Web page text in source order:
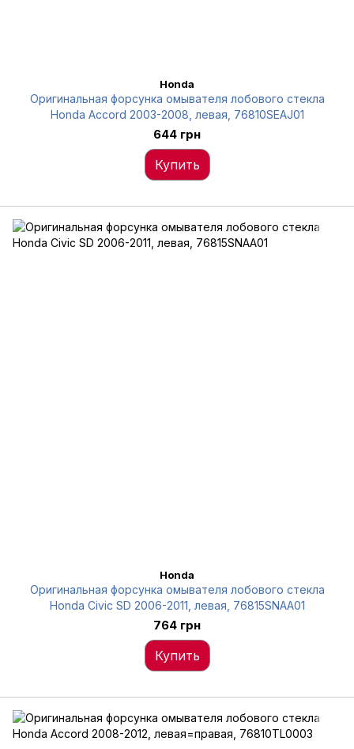
Honda
Оригинальная форсунка омывателя лобового стекла
Honda Accord 2003-2008, левая, 76810SEAJ01
644 грн
Купить
Honda
Оригинальная форсунка омывателя лобового стекла
Honda Civic SD 2006-2011, левая, 76815SNAA01
764 грн
Купить